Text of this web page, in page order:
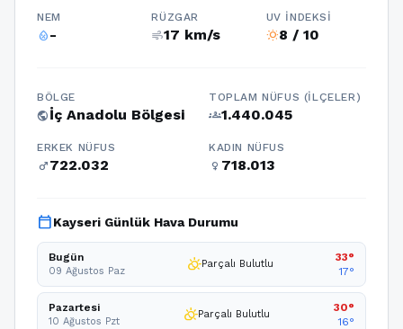
NEM
humidity_percentage-
RÜZGAR
air17 km/s
UV İNDEKSI
wb_sunny8 / 10
BÖLGE
publicİç Anadolu Bölgesi
TOPLAM NÜFUS (İLÇELER)
groups1.440.045
ERKEK NÜFUS
male722.032
KADIN NÜFUS
female 718.013
calendar_todayKayseri Günlük Hava Durumu
Bugün
09 Ağustos Paz partly_cloudy_dayParçalı Bulutlu
33°
17°
Pazartesi
10 Ağustos Pzt partly_cloudy_dayParçalı Bulutlu
30°
16°